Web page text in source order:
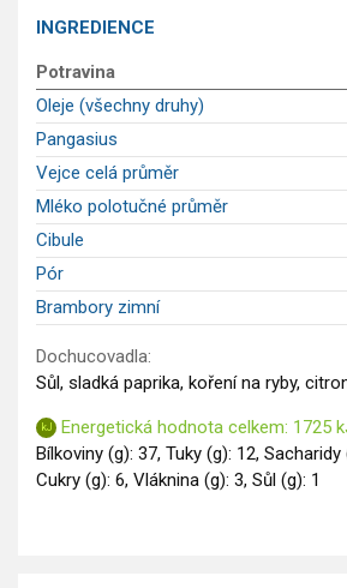
Bezmasé a zeleninové
Sladké pokrmy
Dezerty
Nápoje
Ostatní
Dětské recepty
GLP-1 recepty
INGREDIENCE
Potravina
Oleje (všechny druhy)
Pangasius
Vejce celá průměr
Mléko polotučné průměr
Cibule
Pór
Brambory zimní
Dochucovadla:
Sůl, sladká paprika, koření na ryby,
Energetická hodnota celkem: 1725
Bílkoviny (g): 37, Tuky (g): 12, Sacharidy
Cukry (g): 6, Vláknina (g): 3, Sůl (g): 1